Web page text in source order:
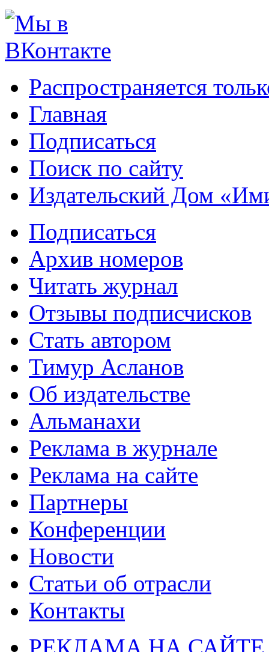
Распространяется
Главная
Подписаться
Поиск по сайту
Издательский Дом
Подписаться
Архив номеров
Читать журнал
Отзывы подписчисков
Стать автором
Тимур Асланов
Об издательстве
Альманахи
Реклама в журнале
Реклама на сайте
Партнеры
Конференции
Новости
Статьи об отрасли
Контакты